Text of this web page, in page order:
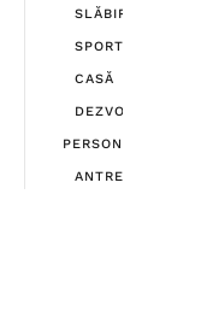
SLĂBIRE
SPORT
CASĂ
DEZVOLTARE
PERSONALĂ
ANTREPRENORIAT